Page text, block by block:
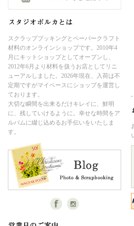
スクラップブッキングとペーパークラフト
材料のオンラインショップです。2010年4
月にキットショップとしてオープンし、
2012年6月より材料を扱うお店としてリニ
ューアルしました。2026年現在、入荷は不
定期ですがマイペースにショップを運営し
ております。
大切な瞬間を出来るだけキレイに、鮮明
に、残していけるように。幸せな時間をア
ルバムに綴じ込めるお手伝いをいたしま
す。